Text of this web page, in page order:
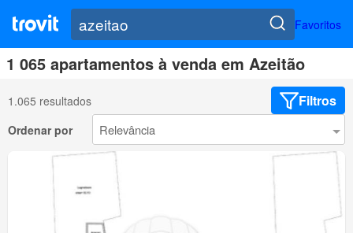
Favoritos
1 065 apartamentos à venda em Azeitão
1.065 resultados Filtros
Ordenar por